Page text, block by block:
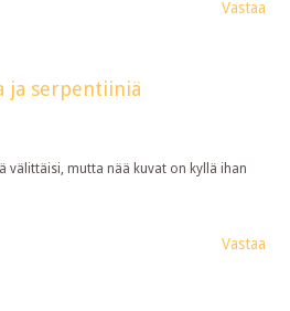
Vastaa
ja serpentiiniä
välittäisi, mutta nää kuvat on kyllä ihan
Vastaa